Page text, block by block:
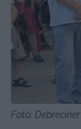
Fotó: Debreciner